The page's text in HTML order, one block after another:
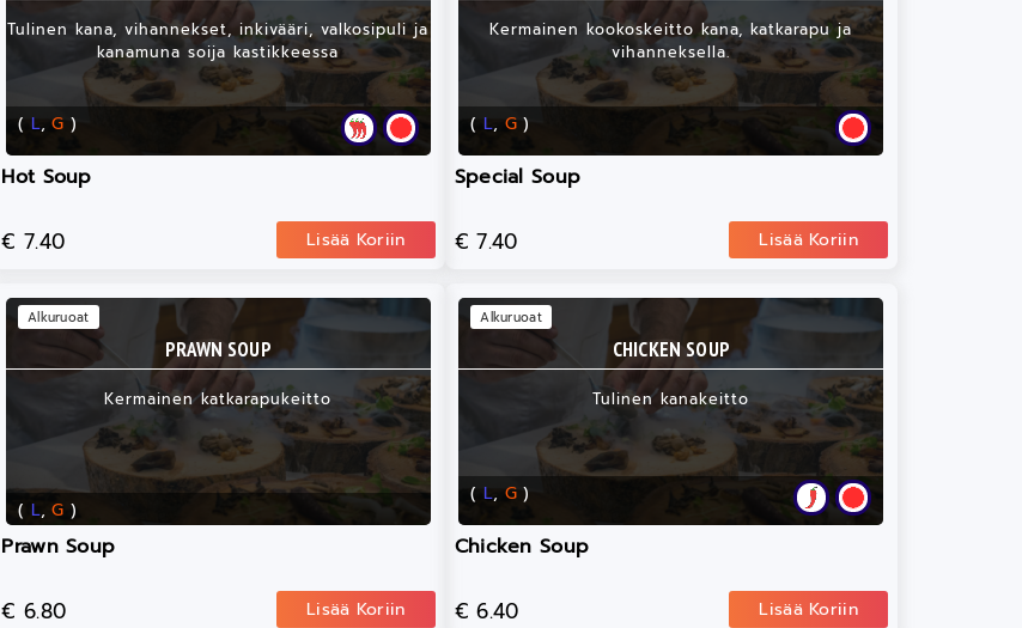
Tulinen kana, vihannekset, inkivääri, valkosipuli ja
kanamuna soija kastikkeessa
( L,G )
Hot Soup
€ 7.40 Lisää Koriin
Kermainen kookoskeitto kana, katkarapu ja
vihanneksella.
( L, G )
Special Soup
€ 7.40 Lisää Koriin
PRAWN SOUP
Kermainen katkarapukeitto
( L,G )
Alkuruoat
Prawn Soup
€ 6.80 Lisää Koriin
CHICKEN SOUP
Tulinen kanakeitto
( L, G )
Alkuruoat
Chicken Soup
€ 6.40 Lisää Koriin